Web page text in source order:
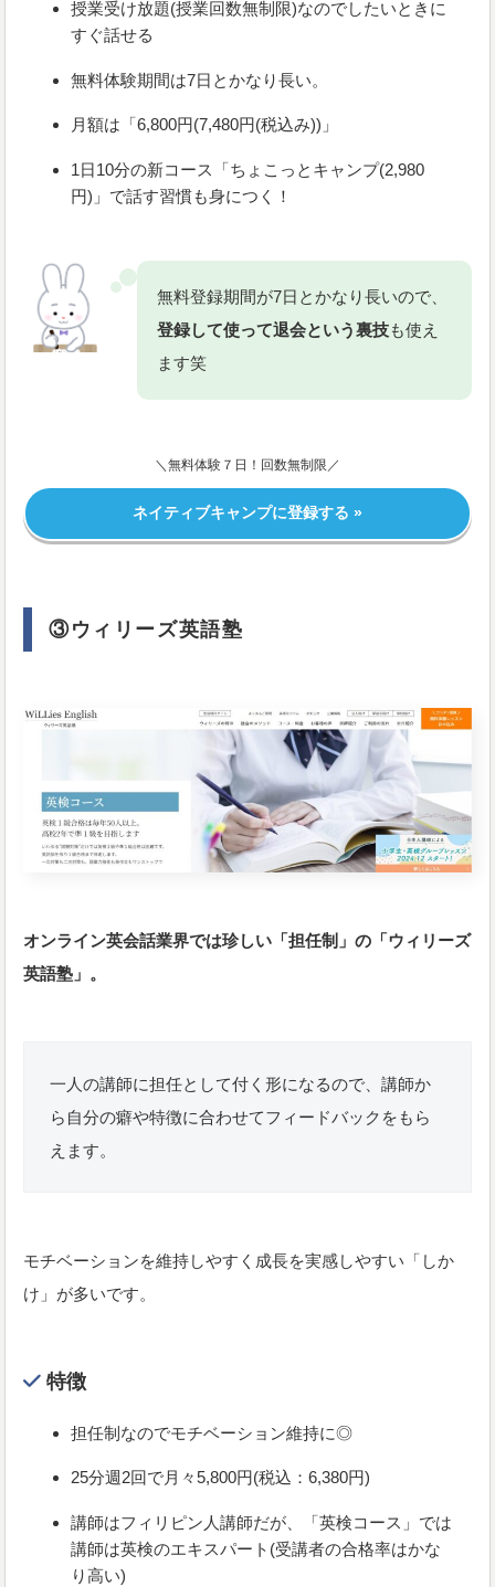
授業受け放題(授業回数無制限)なのでしたいときに
すぐ話せる
無料体験期間は7日とかなり長い。
月額は「6,800円(7,480円(税込み))」
1日10分の新コース「ちょこっとキャンプ(2,980
円)」で話す習慣も身につく！
無料登録期間が7日とかなり長いので、
登録して使って退会という裏技も使え
ます笑
＼無料体験７日！回数無制限／
ネイティブキャンプに登録する »
③ウィリーズ英語塾
オンライン英会話業界では珍しい「担任制」の「ウィリーズ
英語塾」。
一人の講師に担任として付く形になるので、講師か
ら自分の癖や特徴に合わせてフィードバックをもら
えます。
モチベーションを維持しやすく成長を実感しやすい「しか
け」が多いです。
特徴
担任制なのでモチベーション維持に◎
25分週2回で月々5,800円(税込：6,380円)
講師はフィリピン人講師だが、「英検コース」では
講師は英検のエキスパート(受講者の合格率はかな
り高い)